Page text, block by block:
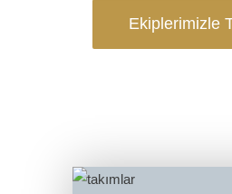
Ekiplerimizle